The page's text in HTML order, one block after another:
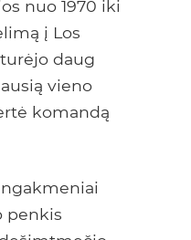
nuo 1970 iki
į Los
daug
vieno
komandą
penkis